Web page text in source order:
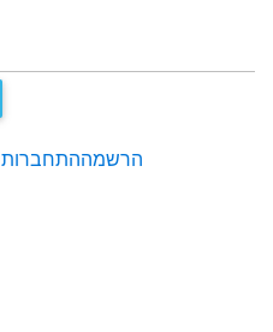
התחברותהרשמה